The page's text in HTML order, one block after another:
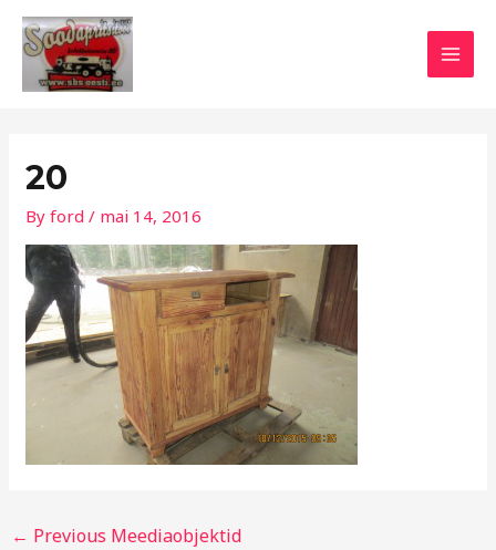
Skip
content
20
Byford/ mai 14, 2016
Post
navigation
← Previous Meediaobjektid